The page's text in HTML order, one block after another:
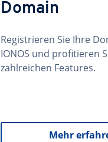
Domain
Registrieren Sie Ihre
IONOS und profitieren
zahlreichen Features.
Mehr